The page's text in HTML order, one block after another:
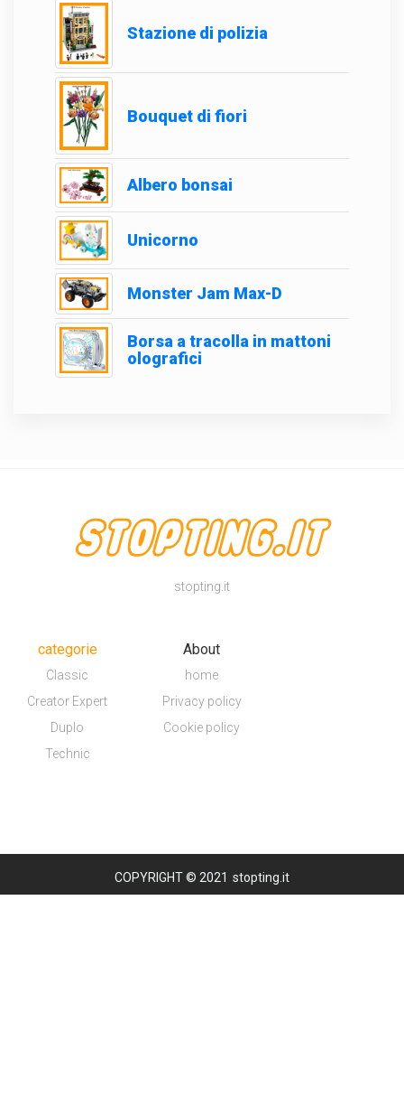
Stazione di polizia
Bouquet di fiori
Albero bonsai
Unicorno
Monster Jam Max-D
Borsa a tracolla in mattoni
olografici
stopting.it
categorie
Classic
Creator Expert
Duplo
Technic
About
home
Privacy policy
Cookie policy
COPYRIGHT © 2021 stopting.it